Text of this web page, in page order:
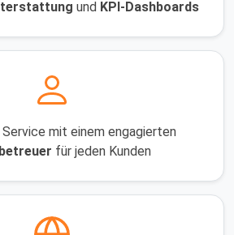
und KPI-Dashboards
mit einem engagierten
für jeden Kunden